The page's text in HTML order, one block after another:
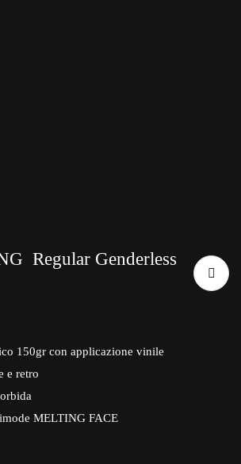
Regular Genderless
150gr con applicazione vinile
e retro
MELTING FACE